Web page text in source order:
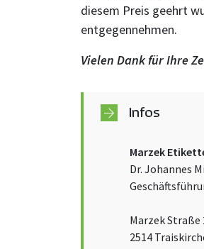
diesem Preis geehrt
entgegennehmen.
Vielen Dank für Ihre
Infos
Marzek
Dr. Johannes
Marzek Straße
2514